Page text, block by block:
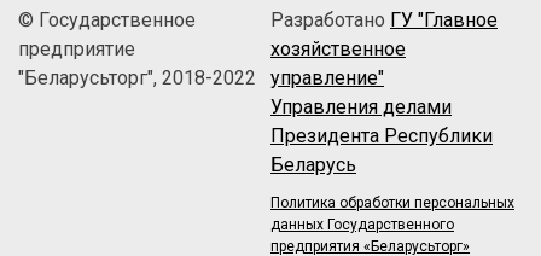
© Государственное
предприятие
"Беларусьторг", 2018-2022
Разработано ГУ "Главное
хозяйственное
управление"
Управления делами
Президента Республики
Беларусь
Политика обработки персональных
данных Государственного
предприятия «Беларусьторг»